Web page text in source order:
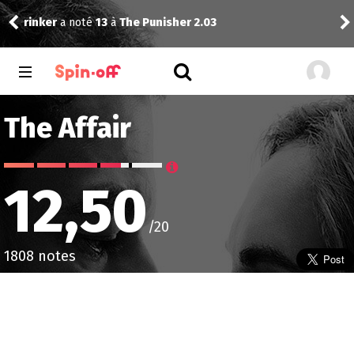
crazybenjia noté12àFringe 1.12
The Affair
12,50/20
1808 notes